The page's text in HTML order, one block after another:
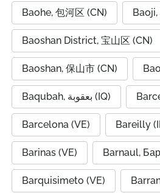
Baohe, 包河区 (CN) Baoji,
Baoshan District, 宝山区 (CN)
Baoshan, 保山市 (CN)
Baqubah, بعقوبة (IQ)
Barcelona (VE) Bareilly
Barinas (VE) Barnaul,
Barquisimeto (VE)